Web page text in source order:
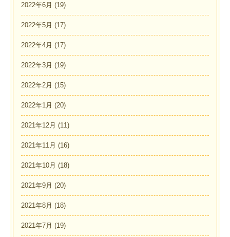
2022年6月 (19)
2022年5月 (17)
2022年4月 (17)
2022年3月 (19)
2022年2月 (15)
2022年1月 (20)
2021年12月 (11)
2021年11月 (16)
2021年10月 (18)
2021年9月 (20)
2021年8月 (18)
2021年7月 (19)